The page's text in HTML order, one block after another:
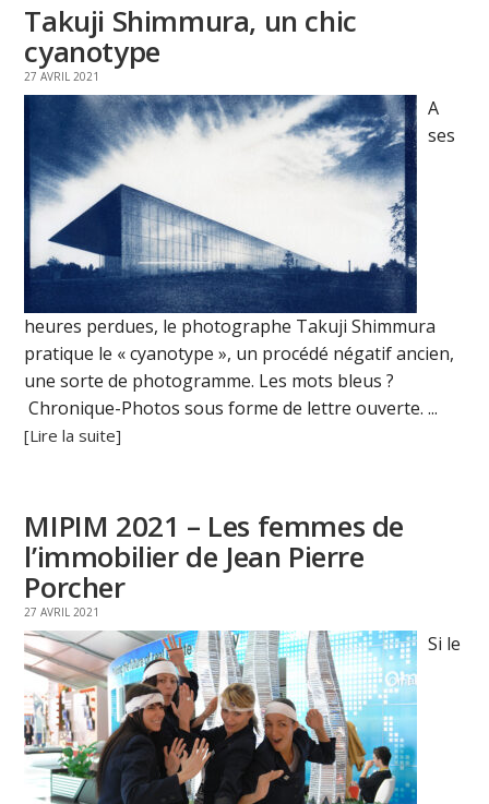
Takuji Shimmura, un chic
cyanotype
27 AVRIL 2021
A
ses
heures perdues, le photographe Takuji Shimmura
pratique le « cyanotype », un procédé négatif ancien,
une sorte de photogramme. Les mots bleus ?
Chronique-Photos sous forme de lettre ouverte. ...
[Lire la suite]
MIPIM 2021 – Les femmes de
l’immobilier de Jean Pierre
Porcher
27 AVRIL 2021
Si le